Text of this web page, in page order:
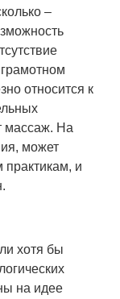
–
относится к
массаж. На
может
практикам, и
хотя бы
на идее